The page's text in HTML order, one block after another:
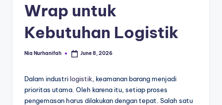
Wrap untuk
Kebutuhan Logistik
Nia Nurhanifah June 8, 2026
Dalam industri logistik , keamanan barang menjadi
prioritas utama. Oleh karena itu, setiap proses
pengemasan harus dilakukan dengan tepat. Salah satu